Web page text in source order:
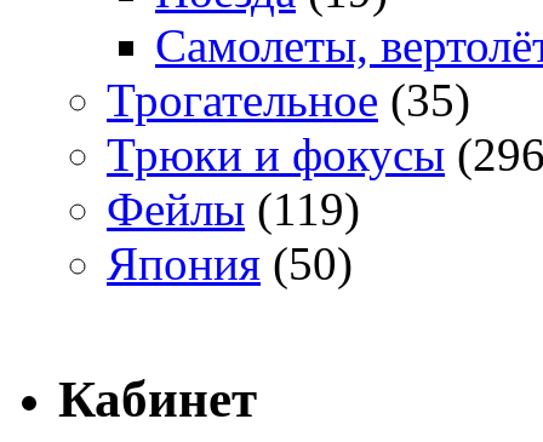
Самолеты,
Трогательное (35)
Трюки и фокусы
Фейлы (119)
Япония (50)
Кабинет